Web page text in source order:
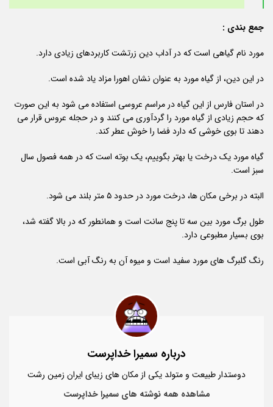
جمع بندی :
مورد نام گیاهی است که در آداب دین زرتشت کاربردهای زیادی دارد.
در این دین، از گیاه مورد به عنوان نشان اهورا مزاد یاد شده است.
در استان فارس از این گیاه در مراسم عروسی استفاده می شود به این صورت
که حجم زیادی از گیاه مورد را گردآوری می کنند و در حجله عروس قرار می
دهند تا بوی خوشی که دارد فضا را خوش عطر کند.
گیاه مورد یک درخت یا بهتر بگوییم، یک بوته است که در همه فصول سال
سبز است.
البته در برخی مکان ها، درخت مورد در حدود ۵ متر بلند می شود.
طول برگ مورد بین سه تا پنج سانت است و همانطور که در بالا گفته شد،
بوی بسیار مطبوعی دارد.
رنگ گلبرگ های مورد سفید است و میوه آن به رنگ آبی است.
درباره سمیرا خداپرست
دوستدار طبیعت و متولد یکی از مکان های زیبای ایران زمین رشت
مشاهده همه نوشته های سمیرا خداپرست